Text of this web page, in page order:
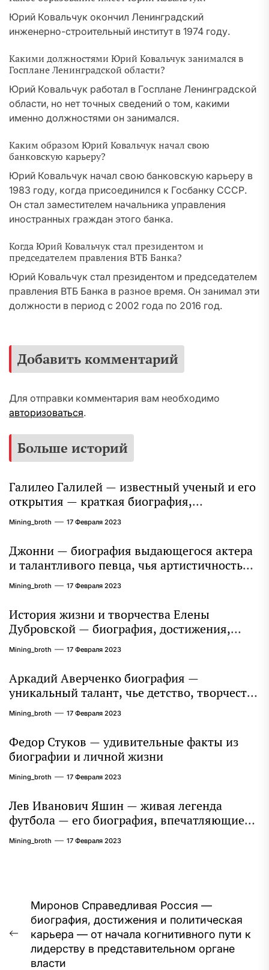
Юрий Ковальчук окончил Ленинградский
инженерно-строительный институт в 1974 году.
Какими должностями Юрий Ковальчук занимался в
Госплане Ленинградской области?
Юрий Ковальчук работал в Госплане Ленинградской
области, но нет точных сведений о том, какими
именно должностями он занимался.
Каким образом Юрий Ковальчук начал свою
банковскую карьеру?
Юрий Ковальчук начал свою банковскую карьеру в
1983 году, когда присоединился к Госбанку СССР.
Он стал заместителем начальника управления
иностранных граждан этого банка.
Когда Юрий Ковальчук стал президентом и
председателем правления ВТБ Банка?
Юрий Ковальчук стал президентом и председателем
правления ВТБ Банка в разное время. Он занимал эти
должности в период с 2002 года по 2016 год.
Добавить комментарий
Для отправки комментария вам необходимо
авторизоваться.
Больше историй
Галилео Галилей — известный ученый и его
открытия — краткая биография,
достижения и вклад в науку
Mining_broth 17 Февраля 2023
Джонни — биография выдающегося актера
и талантливого певца, чья артистичность
захватывает миллионы сердец
Mining_broth 17 Февраля 2023
История жизни и творчества Елены
Дубровской — биография, достижения,
интересные факты
Mining_broth 17 Февраля 2023
Аркадий Аверченко биография —
уникальный талант, чье детство, творчество
и литературное наследие продолжают
восхищать миллионы
Mining_broth 17 Февраля 2023
Федор Стуков — удивительные факты из
биографии и личной жизни
Mining_broth 17 Февраля 2023
Лев Иванович Яшин — живая легенда
футбола — его биография, впечатляющие
достижения и интересная личная жизнь
Mining_broth 17 Февраля 2023
Навигация
по
записям
Предыдущая
запись:
Миронов Справедливая Россия —
биография, достижения и политическая
карьера — от начала когнитивного пути к
лидерству в представительном органе
власти